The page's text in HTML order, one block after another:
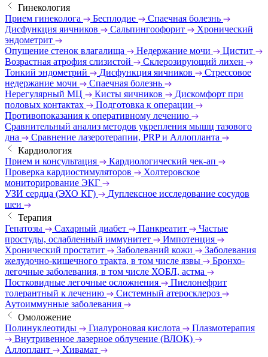
Гинекология
Прием гинеколога
Бесплодие
Спаечная болезнь
Дисфункция яичников
Сальпингоофорит
Хронический
эндометрит
Опущение стенок влагалища
Недержание мочи
Цистит
Возрастная атрофия слизистой
Склерозирующий лихен
Тонкий эндометрий
Дисфункция яичников
Стрессовое
недержание мочи
Спаечная болезнь
Нерегулярный МЦ
Кисты яичников
Дискомфорт при
половых контактах
Подготовка к операции
Противопоказания к оперативному лечению
Сравнительный анализ методов укрепления мышц тазового
дна
Сравнение лазеротерапии, PRP и Аллопланта
Кардиология
Прием и консультация
Кардиологический чек-ап
Проверка кардиостимуляторов
Холтеровское
мониторирование ЭКГ
УЗИ сердца (ЭХО КГ)
Дуплексное исследование сосудов
шеи
Терапия
Гепатозы
Сахарный диабет Панкреатит
Частые
простуды, ослабленный иммунитет
Импотенция
Хронический простатит
Заболеваний кожи
Заболевания
желудочно-кишечного тракта, в том числе язвы
Бронхо-
легочные заболевания, в том числе ХОБЛ, астма
Постковидные легочные осложнения
Пиелонефрит
толерантный к лечению
Системный атеросклероз
Аутоиммунные заболевания
Омоложение
Полинуклеотиды
Гиалуроновая кислота
Плазмотерапия
Внутривенное лазерное облучение (ВЛОК)
Аллоплант
Хивамат